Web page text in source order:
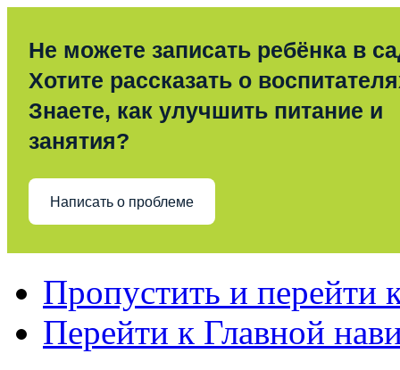
Не можете записать ребёнка в
Хотите рассказать о
Знаете, как улучшить питание и
занятия?
Написать о проблеме
Пропустить и перейти
Перейти к Главной